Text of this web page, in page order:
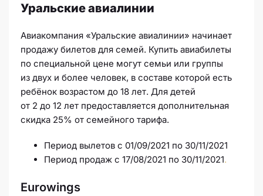
Уральские авиалинии
Авиакомпания «Уральские авиалинии» начинает
продажу билетов для семей. Купить авиабилеты
по специальной цене могут семьи или группы
из двух и более человек, в составе которой есть
ребёнок возрастом до 18 лет. Для детей
от 2 до 12 лет предоставляется дополнительная
скидка 25% от семейного тарифа.
Период вылетов с 01/09/2021 по 30/11/2021
Период продаж с 17/08/2021 по 30/11/2021.
Eurowings